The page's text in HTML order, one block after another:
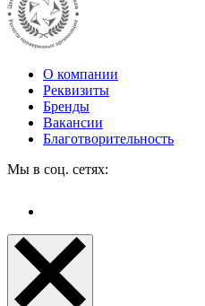
О компании
Реквизиты
Бренды
Вакансии
Благотворительность
Мы в соц. сетях: